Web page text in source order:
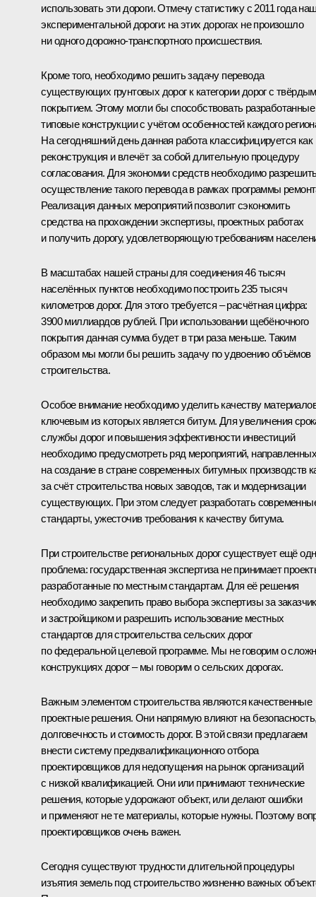
использовать эти дороги. Отмечу статистику с 2011 года
экспериментальной дороги: на этих дорогах не произошло
ни одного дорожно-транспортного происшествия.
Кроме того, необходимо решить задачу перевода
существующих грунтовых дорог к категории дорог с твёрдым
покрытием. Этому могли бы способствовать разработанные
типовые конструкции с учётом особенностей каждого
На сегодняшний день данная работа классифицируется как
реконструкция и влечёт за собой длительную процедуру
согласования. Для экономии средств необходимо
осуществление такого перевода в рамках программы
Реализация данных мероприятий позволит сэкономить
средства на прохождении экспертизы, проектных работах
и получить дорогу, удовлетворяющую требованиям
В масштабах нашей страны для соединения 46 тысяч
населённых пунктов необходимо построить 235 тысяч
километров дорог. Для этого требуется – расчётная цифра:
3900 миллиардов рублей. При использовании щебёночного
покрытия данная сумма будет в три раза меньше. Таким
образом мы могли бы решить задачу по удвоению объёмов
строительства.
Особое внимание необходимо уделить качеству
ключевым из которых является битум. Для увеличения
службы дорог и повышения эффективности инвестиций
необходимо предусмотреть ряд мероприятий, направленных
на создание в стране современных битумных производств
за счёт строительства новых заводов, так и модернизации
существующих. При этом следует разработать
стандарты, ужесточив требования к качеству битума.
При строительстве региональных дорог существует ещё
проблема: государственная экспертиза не принимает
разработанные по местным стандартам. Для её решения
необходимо закрепить право выбора экспертизы за
и застройщиком и разрешить использование местных
стандартов для строительства сельских дорог
по федеральной целевой программе. Мы не говорим о
конструкциях дорог – мы говорим о сельских дорогах.
Важным элементом строительства являются качественные
проектные решения. Они напрямую влияют на
долговечность и стоимость дорог. В этой связи предлагаем
внести систему предквалификационного отбора
проектировщиков для недопущения на рынок организаций
с низкой квалификацией. Они или принимают технические
решения, которые удорожают объект, или делают ошибки
и применяют не те материалы, которые нужны. Поэтому
проектировщиков очень важен.
Сегодня существуют трудности длительной процедуры
изъятия земель под строительство жизненно важных